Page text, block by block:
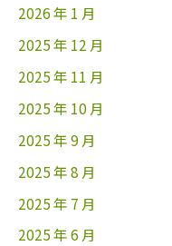
2026 年 1 月
2025 年 12 月
2025 年 11 月
2025 年 10 月
2025 年 9 月
2025 年 8 月
2025 年 7 月
2025 年 6 月